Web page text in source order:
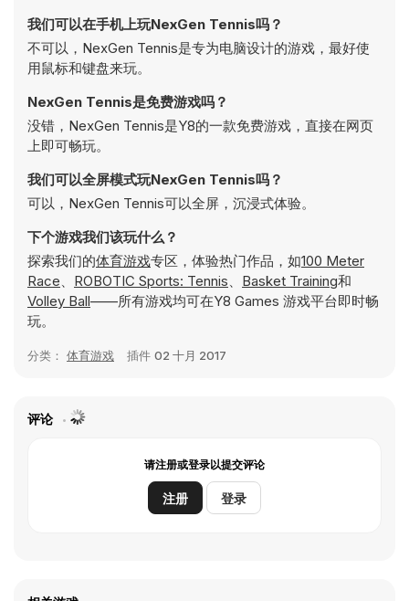
我们可以在手机上玩NexGen Tennis吗？
不可以，NexGen Tennis是专为电脑设计的游戏，最好使
用鼠标和键盘来玩。
NexGen Tennis是免费游戏吗？
没错，NexGen Tennis是Y8的一款免费游戏，直接在网页
上即可畅玩。
我们可以全屏模式玩NexGen Tennis吗？
可以，NexGen Tennis可以全屏，沉浸式体验。
下个游戏我们该玩什么？
探索我们的体育游戏专区，体验热门作品，如100 Meter
Race、 ROBOTIC Sports: Tennis、 Basket Training和
Volley Ball——所有游戏均可在Y8 Games 游戏平台即时畅
玩。
分类： 体育游戏 插件 02 十月 2017
评论
请注册或登录以提交评论
注册 登录